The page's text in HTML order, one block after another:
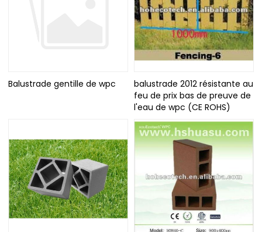
Balustrade gentille de wpc
balustrade 2012 résistante au
feu de prix bas de preuve de
l'eau de wpc (CE ROHS)